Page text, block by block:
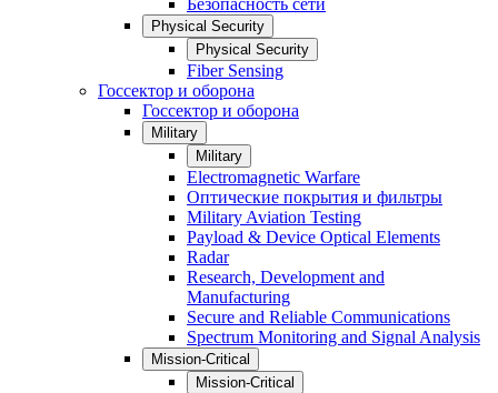
Безопасность сети
Physical Security
Physical Security
Fiber Sensing
Госсектор и оборона
Госсектор и оборона
Military
Military
Electromagnetic Warfare
Оптические покрытия и фильтры
Military Aviation Testing
Payload & Device Optical Elements
Radar
Research, Development and
Manufacturing
Secure and Reliable Communications
Spectrum Monitoring and Signal Analysis
Mission-Critical
Mission-Critical